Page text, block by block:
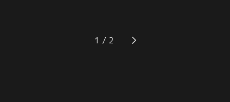
泉に浸かってからお進み下さい」と
の立札が……。四人はまさかの露天
を覚えていないこと。すべてを二人
に話し、新たな部屋を探しにお客さ
1